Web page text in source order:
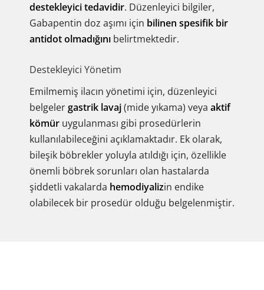
destekleyici tedavidir. Düzenleyici bilgiler,
Gabapentin doz aşımı için bilinen spesifik bir
antidot olmadığını belirtmektedir.
Destekleyici Yönetim
Emilmemiş ilacın yönetimi için, düzenleyici
belgelergastrik lavaj(mide yıkama) veya aktif
kömür uygulanması gibi prosedürlerin
kullanılabileceğini açıklamaktadır. Ek olarak,
bileşik böbrekler yoluyla atıldığı için, özellikle
önemli böbrek sorunları olan hastalarda
şiddetli vakalarda hemodiyalizin endike
olabilecek bir prosedür olduğu belgelenmiştir.